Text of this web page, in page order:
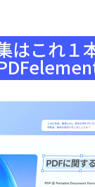
はこれ１